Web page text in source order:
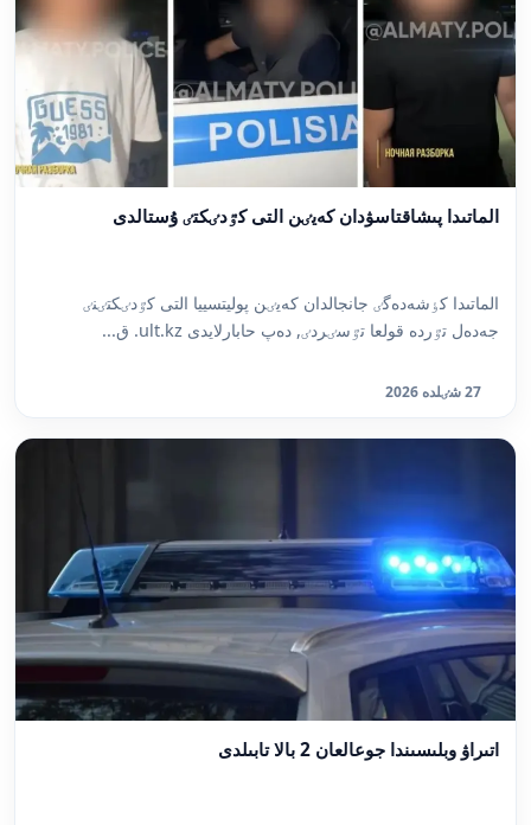
الماتىدا پىشاقتاسۋدان كەيٸن التى كٷدٸكتٸ ۇستالدى
الماتىدا كٶشەدەگٸ جانجالدان كەيٸن پوليتسييا التى كٷدٸكتٸنٸ
جەدەل تٷردە قولعا تٷسٸردٸ, دەپ حابارلايدى ult.kz. ق...
27 شٸلدە 2026
اتىراۋ وبلىسىندا جوعالعان 2 بالا تابىلدى